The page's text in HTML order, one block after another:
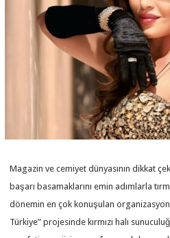
Magazin ve cemiyet dünyasının dikkat
başarı basamaklarını emin adımlarla
dönemin en çok konuşulan
Türkiye” projesinde kırmızı halı